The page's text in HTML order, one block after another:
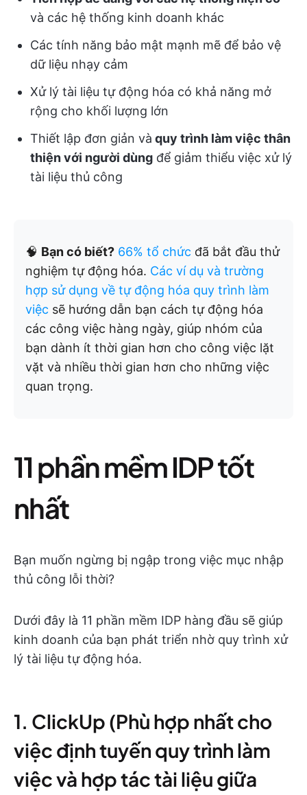
và các hệ thống kinh doanh khác
Các tính năng bảo mật mạnh mẽ để bảo vệ
dữ liệu nhạy cảm
Xử lý tài liệu tự động hóa có khả năng mở
rộng cho khối lượng lớn
Thiết lập đơn giản và quy trình làm việc thân
thiện với người dùng để giảm thiểu việc xử lý
tài liệu thủ công
🧠 Bạn có biết? 66% tổ chức đã bắt đầu thử
nghiệm tự động hóa. Các ví dụ và trường
hợp sử dụng về tự động hóa quy trình làm
việc sẽ hướng dẫn bạn cách tự động hóa
các công việc hàng ngày, giúp nhóm của
bạn dành ít thời gian hơn cho công việc lặt
vặt và nhiều thời gian hơn cho những việc
quan trọng.
11 phần mềm IDP tốt
nhất
Bạn muốn ngừng bị ngập trong việc mục nhập
thủ công lỗi thời?
Dưới đây là 11 phần mềm IDP hàng đầu sẽ giúp
kinh doanh của bạn phát triển nhờ quy trình xử
lý tài liệu tự động hóa.
1. ClickUp (Phù hợp nhất cho
việc định tuyến quy trình làm
việc và hợp tác tài liệu giữa